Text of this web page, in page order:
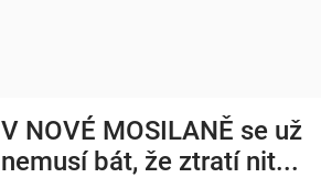
V NOVÉ MOSILANĚ se už
nemusí bát, že ztratí nit...